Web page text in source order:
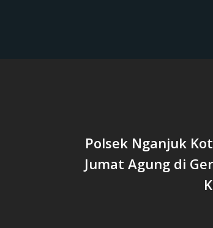
Polsek Nganjuk
Jumat Agung di